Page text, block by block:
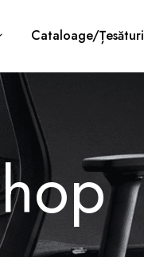
Cataloage/Țesături
Shop